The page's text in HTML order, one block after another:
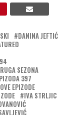
DANINA JEFTIĆ
SEZONA
397
EPIZODE
IVA STRLJIC